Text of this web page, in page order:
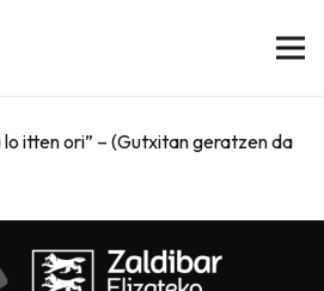
itten ori” – (Gutxitan geratzen da